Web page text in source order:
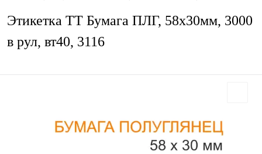
Этикетка ТТ Бумага ПЛГ, 58х30мм, 3000
в рул, вт40, 3116